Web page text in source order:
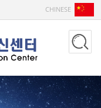
CHINESE